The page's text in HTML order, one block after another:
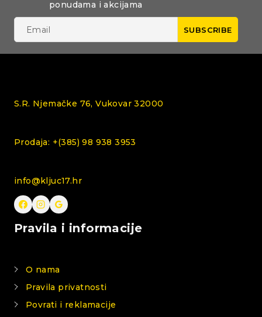
ponudama i akcijama
S.R. Njemačke 76, Vukovar 32000
Prodaja: +(385) 98 938 3953
info@kljuc17.hr
Pravila i informacije
O nama
Pravila privatnosti
Povrati i reklamacije